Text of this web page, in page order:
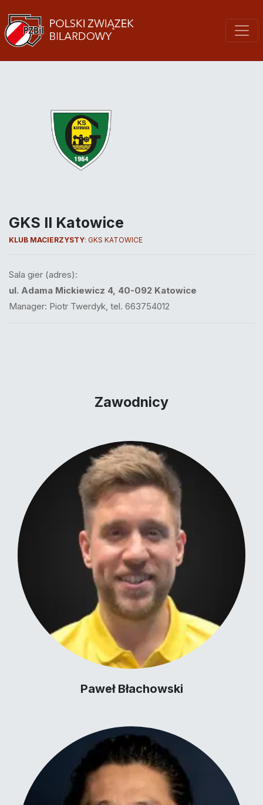
GKS II Katowice
KLUB MACIERZYSTY: GKS KATOWICE
Sala gier (adres):
ul. Adama Mickiewicz 4, 40-092 Katowice
Manager: Piotr Twerdyk, tel. 663754012
Zawodnicy
Paweł Błachowski